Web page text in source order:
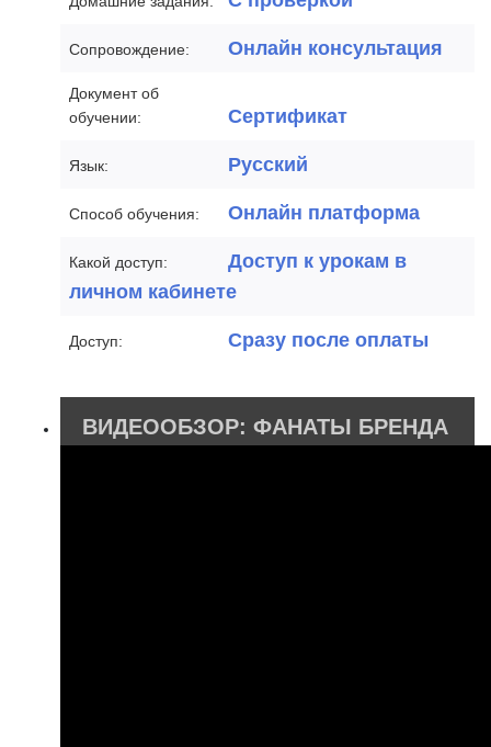
Сопровождение: Онлайн консультация
Документ об
обучении:
Сертификат
Язык: Русский
Способ обучения: Онлайн платформа
Какой доступ:
Доступ к урокам в
личном кабинете
Доступ: Сразу после оплаты
ВИДЕООБЗОР: ФАНАТЫ БРЕНДА